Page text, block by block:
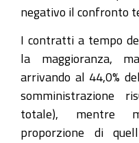
negativo il confronto
I contratti a tempo
la maggioranza,
arrivando al 44,0%
somministrazione
totale), mentre
proporzione di